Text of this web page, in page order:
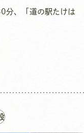
分、「道の駅たけは